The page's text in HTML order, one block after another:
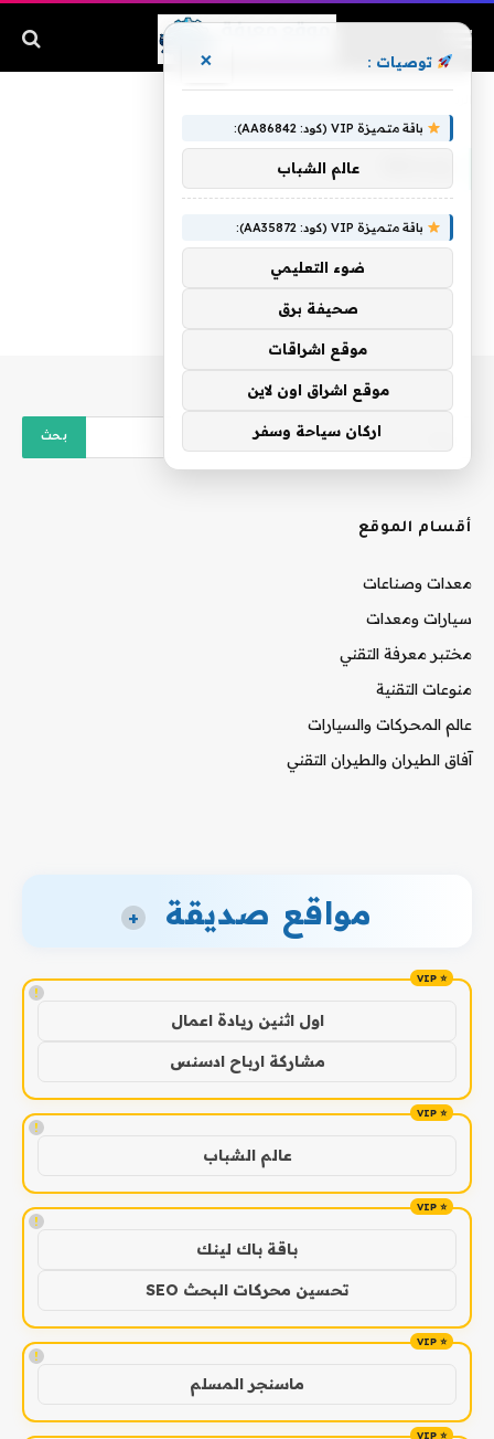
أقسام الموقع
معدات وصناعات
سيارات ومعدات
مختبر معرفة التقني
منوعات التقنية
عالم المحركات والسيارات
آفاق الطيران والطيران التقني
مواقع صديقة +
!
اول اثنين ريادة اعمال
مشاركة ارباح ادسنس
!
عالم الشباب
!
باقة باك لينك
تحسين محركات البحث SEO
!
ماسنجر المسلم
توصيات : ×
باقة متميزة VIP (كود: AA86842):
عالم الشباب
باقة متميزة VIP (كود: AA35872):
ضوء التعليمي
صحيفة برق
موقع اشراقات
موقع اشراق اون لاين
اركان سياحة وسفر